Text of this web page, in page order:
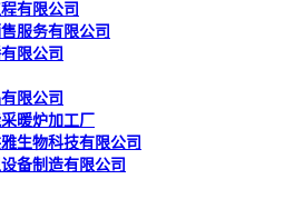
有限公司
服务有限公司
限公司
限公司
暖炉加工厂
生物科技有限公司
备制造有限公司